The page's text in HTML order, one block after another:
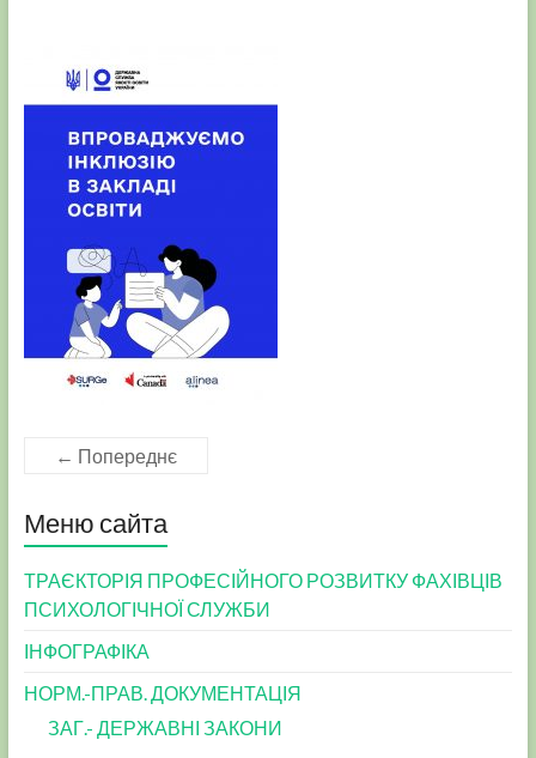
← Попереднє
Меню сайта
ТРАЄКТОРІЯ ПРОФЕСІЙНОГО РОЗВИТКУ ФАХІВЦІВ
ПСИХОЛОГІЧНОЇ СЛУЖБИ
ІНФОГРАФІКА
НОРМ.-ПРАВ. ДОКУМЕНТАЦІЯ
ЗАГ.- ДЕРЖАВНІ ЗАКОНИ